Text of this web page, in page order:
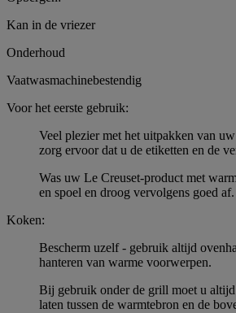
Kan in de vriezer
Onderhoud
Vaatwasmachinebestendig
Voor het eerste gebruik:
Veel plezier met het uitpakken van
zorg ervoor dat u de etiketten en de
Was uw Le Creuset-product met
en spoel en droog vervolgens goed af.
Koken:
Bescherm uzelf - gebruik altijd
hanteren van warme voorwerpen.
Bij gebruik onder de grill moet u
laten tussen de warmtebron en de